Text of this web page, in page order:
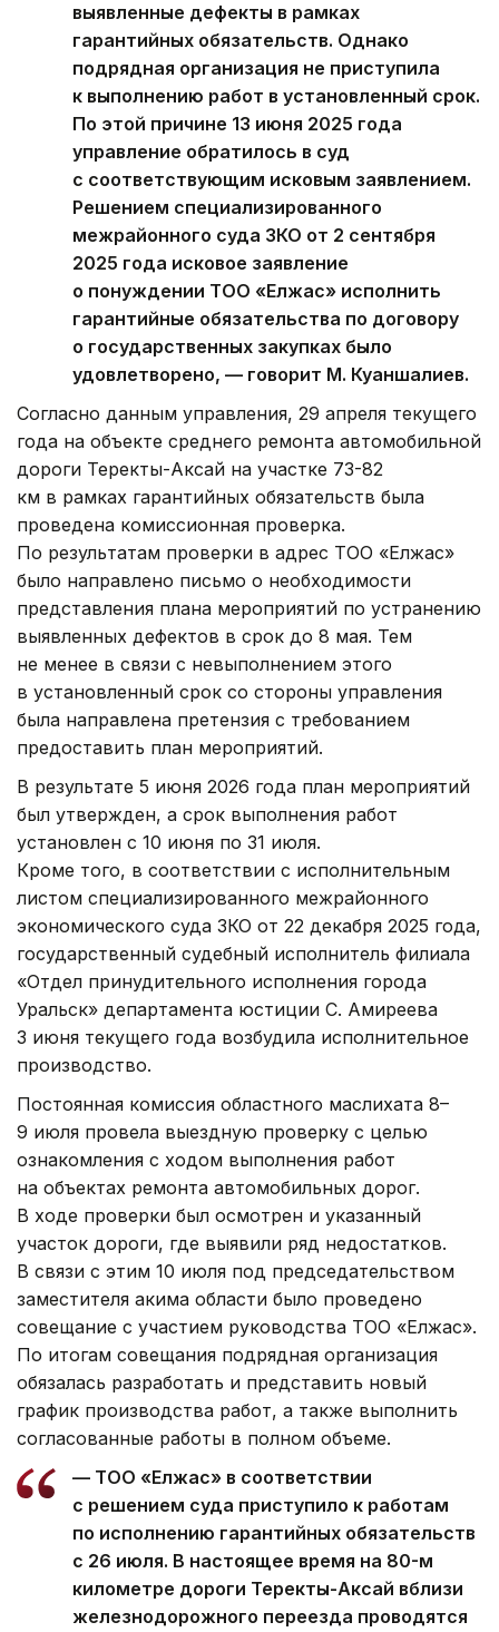
выявленные дефекты в рамках
гарантийных обязательств. Однако
подрядная организация не приступила
к выполнению работ в установленный срок.
По этой причине 13 июня 2025 года
управление обратилось в суд
с соответствующим исковым заявлением.
Решением специализированного
межрайонного суда ЗКО от 2 сентября
2025 года исковое заявление
о понуждении ТОО «Елжас» исполнить
гарантийные обязательства по договору
о государственных закупках было
удовлетворено, — говорит М. Куаншалиев.
Согласно данным управления, 29 апреля текущего
года на объекте среднего ремонта автомобильной
дороги Теректы-Аксай на участке 73-82
км в рамках гарантийных обязательств была
проведена комиссионная проверка.
По результатам проверки в адрес ТОО «Елжас»
было направлено письмо о необходимости
представления плана мероприятий по устранению
выявленных дефектов в срок до 8 мая. Тем
не менее в связи с невыполнением этого
в установленный срок со стороны управления
была направлена претензия с требованием
предоставить план мероприятий.
В результате 5 июня 2026 года план мероприятий
был утвержден, а срок выполнения работ
установлен с 10 июня по 31 июля.
Кроме того, в соответствии с исполнительным
листом специализированного межрайонного
экономического суда ЗКО от 22 декабря 2025 года,
государственный судебный исполнитель филиала
«Отдел принудительного исполнения города
Уральск» департамента юстиции С. Амиреева
3 июня текущего года возбудила исполнительное
производство.
Постоянная комиссия областного маслихата 8–
9 июля провела выездную проверку с целью
ознакомления с ходом выполнения работ
на объектах ремонта автомобильных дорог.
В ходе проверки был осмотрен и указанный
участок дороги, где выявили ряд недостатков.
В связи с этим 10 июля под председательством
заместителя акима области было проведено
совещание с участием руководства ТОО «Елжас».
По итогам совещания подрядная организация
обязалась разработать и представить новый
график производства работ, а также выполнить
согласованные работы в полном объеме.
— ТОО «Елжас» в соответствии
с решением суда приступило к работам
по исполнению гарантийных обязательств
с 26 июля. В настоящее время на 80-м
километре дороги Теректы-Аксай вблизи
железнодорожного переезда проводятся